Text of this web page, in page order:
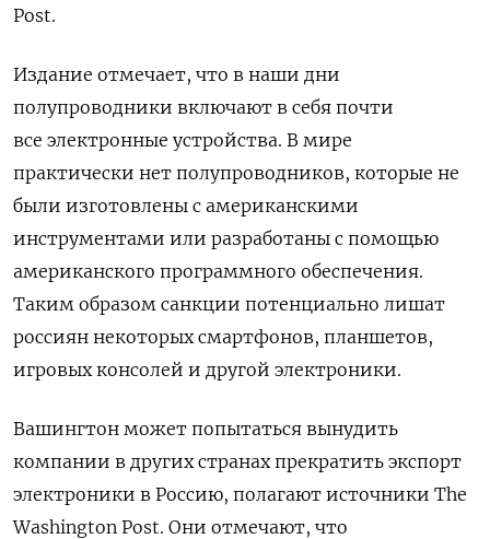
Post.
Издание отмечает, что в наши дни
полупроводники включают в себя почти
все электронные устройства. В мире
практически нет полупроводников, которые не
были изготовлены с американскими
инструментами или разработаны с помощью
американского программного обеспечения.
Таким образом санкции потенциально лишат
россиян некоторых смартфонов, планшетов,
игровых консолей и другой электроники.
Вашингтон может попытаться вынудить
компании в других странах прекратить экспорт
электроники в Россию, полагают источники The
Washington Post. Они отмечают, что